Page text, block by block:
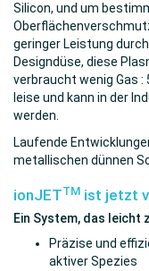
Silicon, und um
geringer Leistung
Designdüse, diese
verbraucht wenig Gas :
leise und kann in der
werden.
Laufende
metallischen dünnen
ionJETTM ist jetzt
Ein System, das leicht
Präzise und
aktiver Spezies